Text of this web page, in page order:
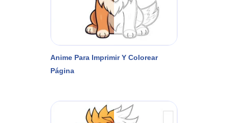
Anime Para Imprimir Y Colorear
Página